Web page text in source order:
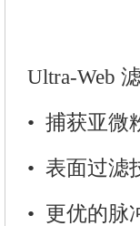
Ultra-Web
• 捕获亚微
• 表面过滤
• 更优的脉